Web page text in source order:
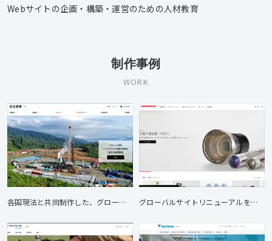
Webサイトの企画・構築・運営のための人材教育
制作事例
WORK
各国現法と共同制作した、グローバルサイト群・プラットフォーム再構築 グローバルサイトリニューアルを支援、グローバルにおけるマーケティングコミュニケーションを強化